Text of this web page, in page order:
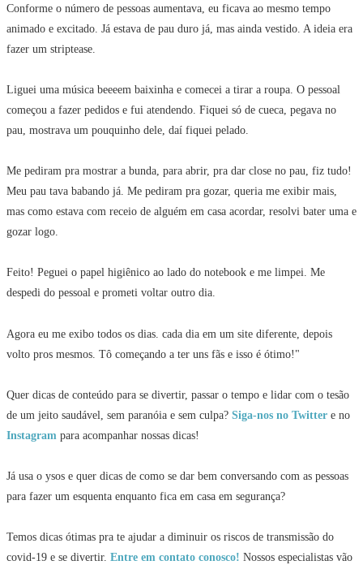
Conforme o número de pessoas aumentava, eu ficava ao mesmo tempo
animado e excitado. Já estava de pau duro já, mas ainda vestido. A ideia era
fazer um striptease.
Liguei uma música beeeem baixinha e comecei a tirar a roupa. O pessoal
começou a fazer pedidos e fui atendendo. Fiquei só de cueca, pegava no
pau, mostrava um pouquinho dele, daí fiquei pelado.
Me pediram pra mostrar a bunda, para abrir, pra dar close no pau, fiz tudo!
Meu pau tava babando já. Me pediram pra gozar, queria me exibir mais,
mas como estava com receio de alguém em casa acordar, resolvi bater uma e
gozar logo.
Feito! Peguei o papel higiênico ao lado do notebook e me limpei. Me
despedi do pessoal e prometi voltar outro dia.
Agora eu me exibo todos os dias. cada dia em um site diferente, depois
volto pros mesmos. Tô começando a ter uns fãs e isso é ótimo!"
Quer dicas de conteúdo para se divertir, passar o tempo e lidar com o tesão
de um jeito saudável, sem paranóia e sem culpa? Siga-nos no Twitter e no
Instagram para acompanhar nossas dicas!
Já usa o ysos e quer dicas de como se dar bem conversando com as pessoas
para fazer um esquenta enquanto fica em casa em segurança?
Temos dicas ótimas pra te ajudar a diminuir os riscos de transmissão do
covid-19 e se divertir. Entre em contato conosco! Nossos especialistas vão